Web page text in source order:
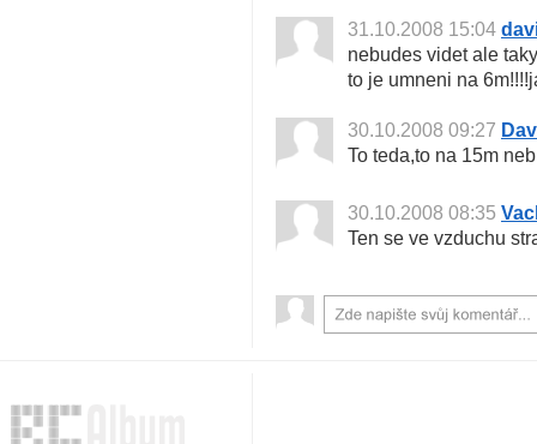
31.10.2008 15:04
nebudes videt ale
to je umneni na
30.10.2008 09:27
To teda,to na 15m
30.10.2008 08:35
Ten se ve vzduchu